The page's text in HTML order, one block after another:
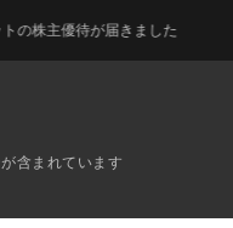
含まれています
優待が届きました